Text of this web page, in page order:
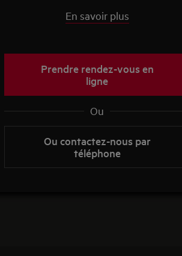
En savoir plus
Prendre rendez-vous en
ligne
Ou
Ou contactez-nous par
téléphone